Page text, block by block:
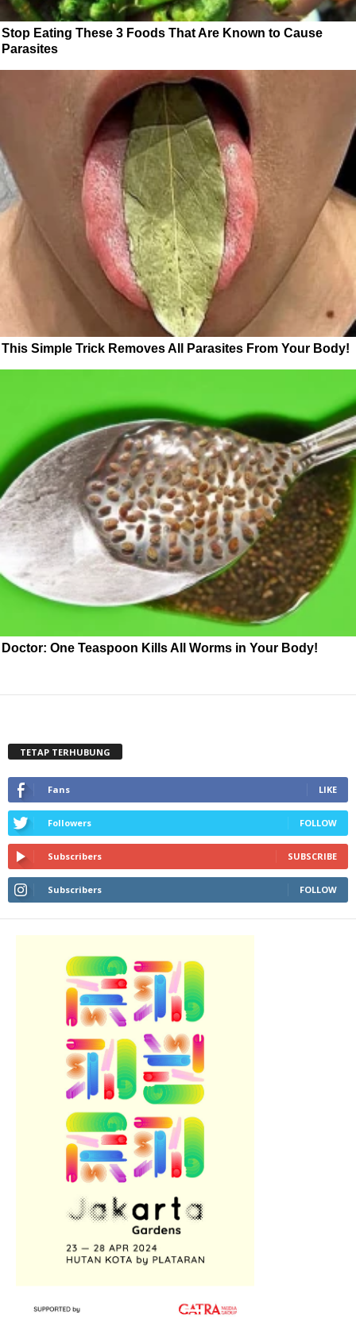
Stop Eating These 3 Foods That Are Known to Cause
Parasites
This Simple Trick Removes All Parasites From Your Body!
Doctor: One Teaspoon Kills All Worms in Your Body!
TETAP TERHUBUNG
Fans LIKE
Followers FOLLOW
Subscribers SUBSCRIBE
Subscribers FOLLOW